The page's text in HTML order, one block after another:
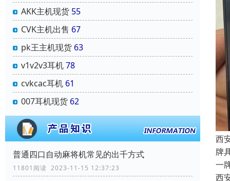
AKK主机现货 55
CVK主机出售 67
pk王主机现货 63
v1v2v3耳机78
cvkcac耳机 61
007耳机现货 62
普通四口自动麻将机常见的出千方式
11801阅读 2023-11-15 12:37:23
西
牌
一
西